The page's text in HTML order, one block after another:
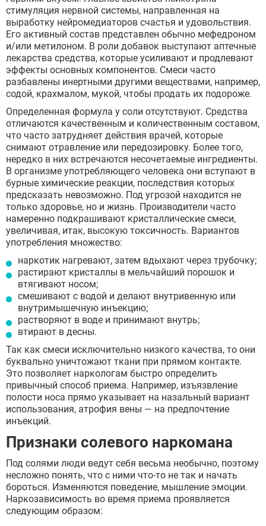
стимуляция нервной системы, направленная на
выработку нейромедиаторов счастья и удовольствия.
Его активный состав представлен обычно мефедроном
и/или метилоном. В роли добавок выступают аптечные
лекарства средства, которые усиливают и продлевают
эффекты основных компонентов. Смеси часто
разбавлены инертными другими веществами, например,
содой, крахмалом, мукой, чтобы продать их подороже.
Определенная формула у соли отсутствуют. Средства
отличаются качественным и количественным составом,
что часто затрудняет действия врачей, которые
снимают отравление или передозировку. Более того,
нередко в них встречаются несочетаемые ингредиенты.
В организме употребляющего человека они вступают в
бурные химические реакции, последствия которых
предсказать невозможно. Под угрозой находится не
только здоровье, но и жизнь. Производители часто
намеренно подкрашивают кристаллические смеси,
увеличивая, итак, высокую токсичность. Вариантов
употребления множество:
наркотик нагревают, затем вдыхают через трубочку;
растирают кристаллы в мельчайший порошок и
втягивают носом;
смешивают с водой и делают внутривенную или
внутримышечную инъекцию;
растворяют в воде и принимают внутрь;
втирают в десны.
Так как смеси исключительно низкого качества, то они
буквально уничтожают ткани при прямом контакте.
Это позволяет наркологам быстро определить
привычный способ приема. Например, изъязвление
полости носа прямо указывает на назальный вариант
использования, атрофия вены — на предпочтение
инъекций.
Признаки солевого наркомана
Под солями люди ведут себя весьма необычно, поэтому
несложно понять, что с ними что-то не так и начать
бороться. Изменяются поведение, мышление эмоции.
Наркозависимость во время приема проявляется
следующим образом: